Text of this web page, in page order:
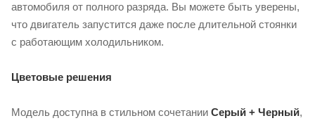
автомобиля от полного разряда. Вы можете быть уверены,
что двигатель запустится даже после длительной стоянки
с работающим холодильником.
Цветовые решения
Модель доступна в стильном сочетании Серый + Черный,